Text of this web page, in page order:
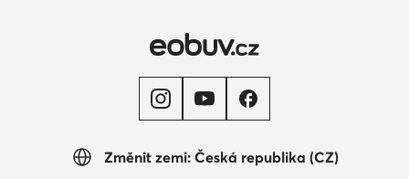
Změnit zemi: Česká republika (CZ)